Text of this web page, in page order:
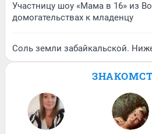
Участницу шоу «Мама в 16» из
домогательствах к младенцу
Соль земли забайкальской.